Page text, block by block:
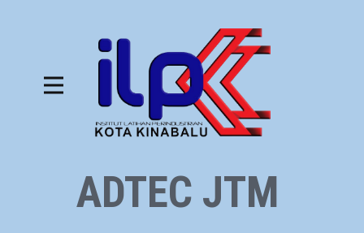
ADTEC JTM